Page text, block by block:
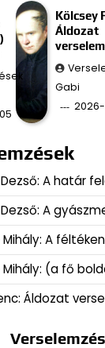
Kölcsey
Áldozat
Gabi
A határ
A
A
(a fő
Áldozat